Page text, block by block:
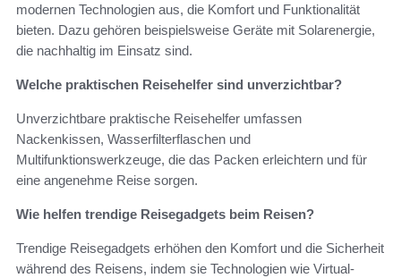
modernen Technologien aus, die Komfort und Funktionalität
bieten. Dazu gehören beispielsweise Geräte mit Solarenergie,
die nachhaltig im Einsatz sind.
Welche praktischen Reisehelfer sind unverzichtbar?
Unverzichtbare praktische Reisehelfer umfassen
Nackenkissen, Wasserfilterflaschen und
Multifunktionswerkzeuge, die das Packen erleichtern und für
eine angenehme Reise sorgen.
Wie helfen trendige Reisegadgets beim Reisen?
Trendige Reisegadgets erhöhen den Komfort und die Sicherheit
während des Reisens, indem sie Technologien wie Virtual-